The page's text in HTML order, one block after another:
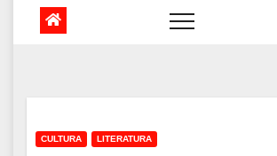
CULTURA LITERATURA